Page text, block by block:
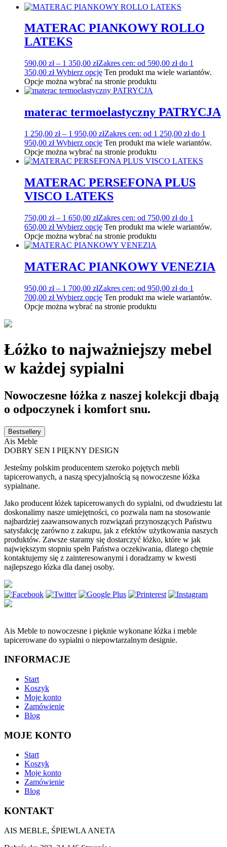
MATERAC PIANKOWY ROLLO
LATEKS
590,00 zł – 1 350,00 złZakres cen: od 590,00 zł do 1
350,00 zł Wybierz opcję Ten produkt ma wiele wariantów.
Opcje można wybrać na stronie produktu
materac termoelastyczny PATRYCJA
1 250,00 zł – 1 950,00 złZakres cen: od 1 250,00 zł do 1
950,00 zł Wybierz opcję Ten produkt ma wiele wariantów.
Opcje można wybrać na stronie produktu
MATERAC PERSEFONA PLUS
VISCO LATEKS
750,00 zł – 1 650,00 złZakres cen: od 750,00 zł do 1
650,00 zł Wybierz opcję Ten produkt ma wiele wariantów.
Opcje można wybrać na stronie produktu
MATERAC PIANKOWY VENEZIA
950,00 zł – 1 700,00 złZakres cen: od 950,00 zł do 1
700,00 zł Wybierz opcję Ten produkt ma wiele wariantów.
Opcje można wybrać na stronie produktu
Łóżko to najważniejszy mebel
w każdej sypialni
Nowoczesne łóżka z naszej kolekcji dbają
o odpoczynek i komfort snu.
Bestsellery
Ais Meble
DOBRY SEN I PIĘKNY DESIGN
Jesteśmy polskim producentem szeroko pojętych mebli
tapicerowanych, a naszą specyjalnością są nowoczesne łóżka
sypialnane.
Jako producent łóżek tapicerowanych do sypialni, od dwudziestu lat
doskonalimy nasze umiejętności, co pozwala nam na stosowanie
najbardziej zaawansowanych rozwiązań przynoszących Państwu
satysfakcję zarówno z zakupu, jak z efektów użytkowania naszych
produktów. Zawsze staramy się dostarczyć łóżko, które w jak
największym stopniu spełn Państwa oczekiwania, dlatego chętnie
kontaktujemy się z zainteresowanymi i doradzamy w kwesti
najlepszego łózka dla danej osoby.
Ais Meble to nowoczesne i pięknie wykonane łóżka i meble
tapicerowane do sypialni o niepowtarzalnym designie.
INFORMACJE
Start
Koszyk
Moje konto
Zamówienie
Blog
MOJE KONTO
Start
Koszyk
Moje konto
Zamówienie
Blog
KONTAKT
AIS MEBLE, ŚPIEWLA ANETA